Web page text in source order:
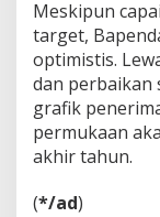
Meskipun
target,
optimistis.
dan perbaikan
grafik
permukaan
akhir tahun.
(*/ad)